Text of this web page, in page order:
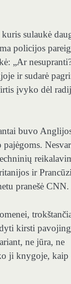
sulaukė
policijos
„Ar
ir sudarė
įvyko dėl
buvo
ir
pranešė CNN.
kirsti
ne jūra, ne
ji knygoje,